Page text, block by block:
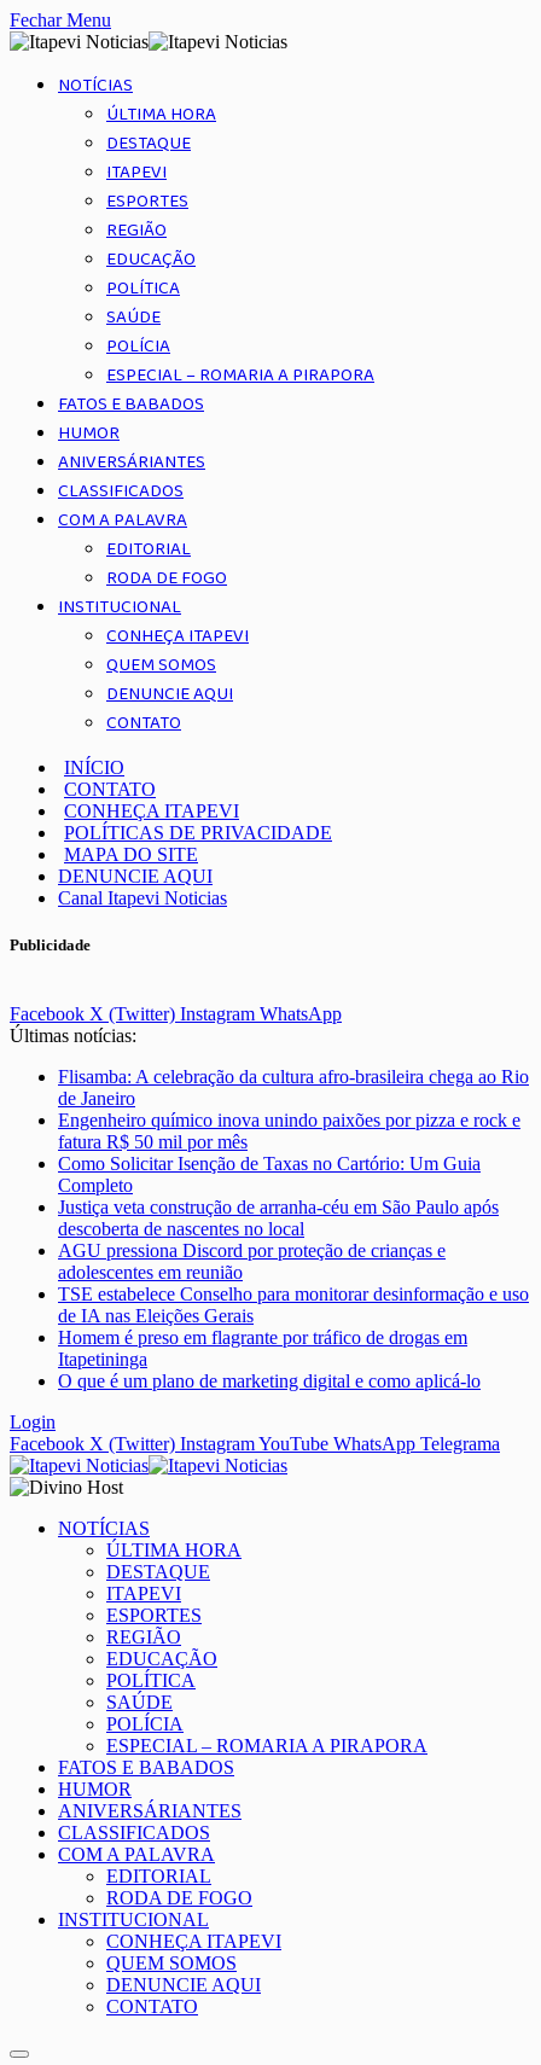
Fechar Menu
NOTÍCIAS
ÚLTIMA HORA
DESTAQUE
ITAPEVI
ESPORTES
REGIÃO
EDUCAÇÃO
POLÍTICA
SAÚDE
POLÍCIA
ESPECIAL – ROMARIA A PIRAPORA
FATOS E BABADOS
HUMOR
ANIVERSÁRIANTES
CLASSIFICADOS
COM A PALAVRA
EDITORIAL
RODA DE FOGO
INSTITUCIONAL
CONHEÇA ITAPEVI
QUEM SOMOS
DENUNCIE AQUI
CONTATO
INÍCIO
CONTATO
CONHEÇA ITAPEVI
POLÍTICAS DE PRIVACIDADE
MAPA DO SITE
DENUNCIE AQUI
Canal Itapevi Noticias
Publicidade
Facebook X (Twitter) Instagram WhatsApp
Últimas notícias:
Flisamba: A celebração da cultura afro-brasileira chega ao Rio
de Janeiro
Engenheiro químico inova unindo paixões por pizza e rock e
fatura R$ 50 mil por mês
Como Solicitar Isenção de Taxas no Cartório: Um Guia
Completo
Justiça veta construção de arranha-céu em São Paulo após
descoberta de nascentes no local
AGU pressiona Discord por proteção de crianças e
adolescentes em reunião
TSE estabelece Conselho para monitorar desinformação e uso
de IA nas Eleições Gerais
Homem é preso em flagrante por tráfico de drogas em
Itapetininga
O que é um plano de marketing digital e como aplicá-lo
Login
Facebook X (Twitter) InstagramYouTube WhatsApp Telegrama
NOTÍCIAS
ÚLTIMA HORA
DESTAQUE
ITAPEVI
ESPORTES
REGIÃO
EDUCAÇÃO
POLÍTICA
SAÚDE
POLÍCIA
ESPECIAL – ROMARIA A PIRAPORA
FATOS E BABADOS
HUMOR
ANIVERSÁRIANTES
CLASSIFICADOS
COM A PALAVRA
EDITORIAL
RODA DE FOGO
INSTITUCIONAL
CONHEÇA ITAPEVI
QUEM SOMOS
DENUNCIE AQUI
CONTATO